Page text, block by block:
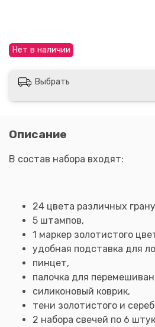
Нет в наличии
Выбрать
Описание
В состав набора входят:
24 цвета различных
5 штампов,
1 маркер золотистого
удобная подставка для
пинцет,
палочка для
силиконовый коврик,
тени золотистого и
2 набора свечей по 6